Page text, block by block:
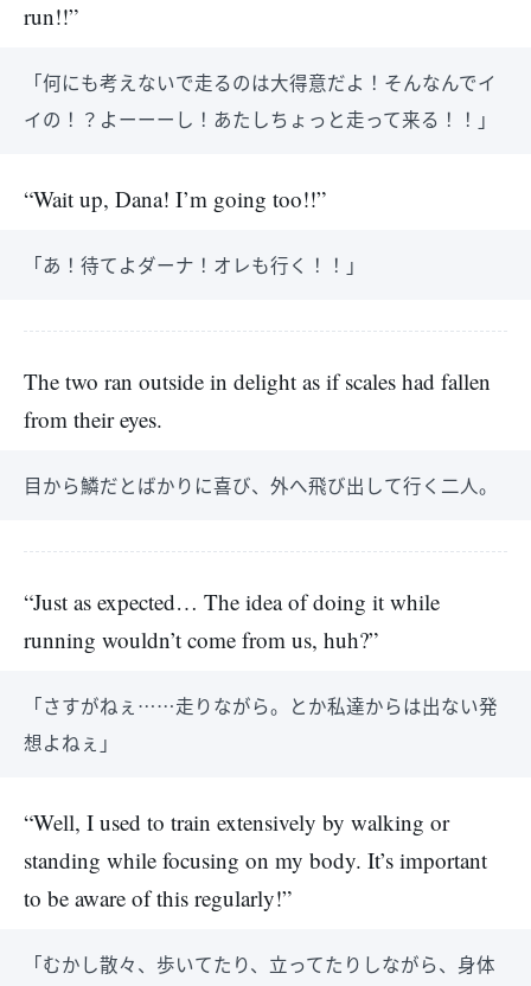
run!!”
「何にも考えないで走るのは大得意だよ！そんなんでイ
イの！？よーーーし！あたしちょっと走って来る！！」
“Wait up, Dana! I’m going too!!”
「あ！待てよダーナ！オレも行く！！」
The two ran outside in delight as if scales had fallen
from their eyes.
目から鱗だとばかりに喜び、外へ飛び出して行く二人。
“Just as expected… The idea of doing it while
running wouldn’t come from us, huh?”
「さすがねぇ……走りながら。とか私達からは出ない発
想よねぇ」
“Well, I used to train extensively by walking or
standing while focusing on my body. It’s important
to be aware of this regularly!”
「むかし散々、歩いてたり、立ってたりしながら、身体